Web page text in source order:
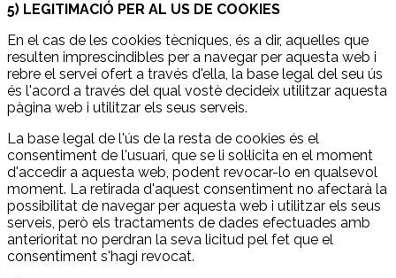
5) LEGITIMACIÓ PER AL US DE COOKIES
En el cas de les cookies tècniques, és a dir, aquelles que
resulten imprescindibles per a navegar per aquesta web i
rebre el servei ofert a través d'ella, la base legal del seu ús
és l'acord a través del qual vostè decideix utilitzar aquesta
pàgina web i utilitzar els seus serveis.
La base legal de l'ús de la resta de cookies és el
consentiment de l'usuari, que se li sol·licita en el moment
d'accedir a aquesta web, podent revocar-lo en qualsevol
moment. La retirada d'aquest consentiment no afectarà la
possibilitat de navegar per aquesta web i utilitzar els seus
serveis, però els tractaments de dades efectuades amb
anterioritat no perdran la seva licitud pel fet que el
consentiment s'hagi revocat.